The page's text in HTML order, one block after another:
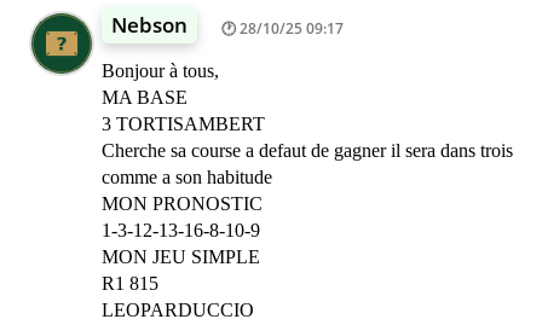
Nebson 28/10/25 09:17
Bonjour à tous,
MA BASE
3 TORTISAMBERT
Cherche sa course a defaut de gagner il sera dans trois
comme a son habitude
MON PRONOSTIC
1-3-12-13-16-8-10-9
MON JEU SIMPLE
R1 815
LEOPARDUCCIO